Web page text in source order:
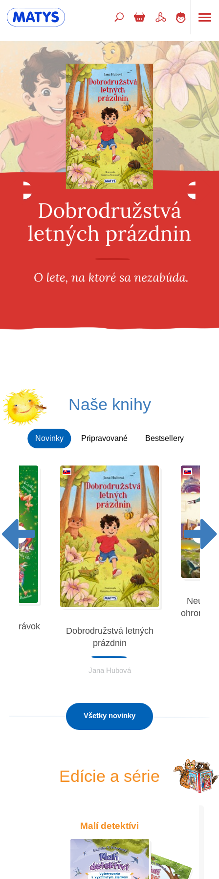
Beletria pre deti
Doplnkový sortiment
Jazyky
Poézia
Populárno - náučné pre deti
Predškoláci
Výchova a pedagogika
Všetky kategórie
Naše knihy
Novinky Pripravované Bestsellery
Dobrodružstvá letných
prázdnin
Jana Hubová
Všetky novinky
Edície a série
Malí detektívi